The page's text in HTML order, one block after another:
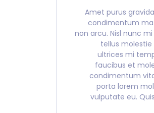
Amet purus
condimentum
non arcu. Nisl nunc
tellus
ultrices mi
faucibus et
condimentum
porta lorem
vulputate eu.